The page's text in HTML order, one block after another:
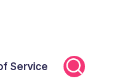
Service